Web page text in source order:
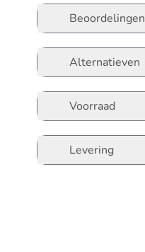
Beoordelingen
Alternatieven
Voorraad
Levering